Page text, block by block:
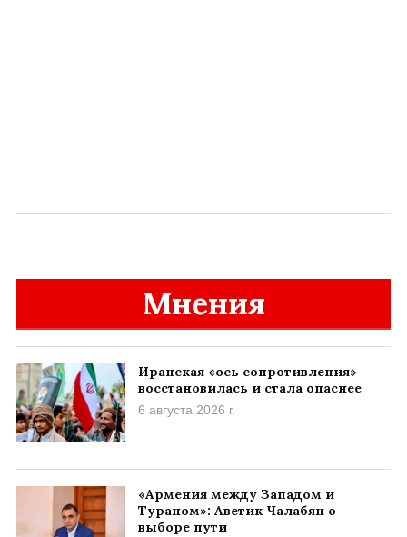
Мнения
Иранская «ось сопротивления»
восстановилась и стала опаснее
6 августа 2026 г.
«Армения между Западом и
Тураном»: Аветик Чалабян о
выборе пути